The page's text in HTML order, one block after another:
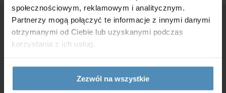
społecznościowym, reklamowym i analitycznym.
Partnerzy mogą połączyć te informacje z innymi danymi
otrzymanymi od Ciebie lub uzyskanymi podczas
korzystania z ich usług.
Zezwól na wszystkie
Masz pytania?